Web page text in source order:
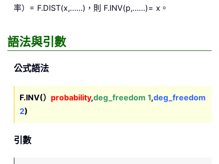
率）= F.DIST(x,……)，則 F.INV(p,……)= x。
語法與引數
公式語法
F.INV(） probability,deg_freedom 1,deg_freedom
2)
引數